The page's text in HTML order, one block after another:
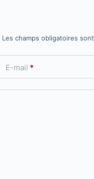
Les champs obligatoires
E-mail *